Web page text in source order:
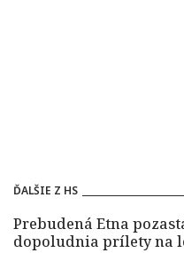
ĎALŠIE Z HS
Prebudená Etna
dopoludnia prílety na